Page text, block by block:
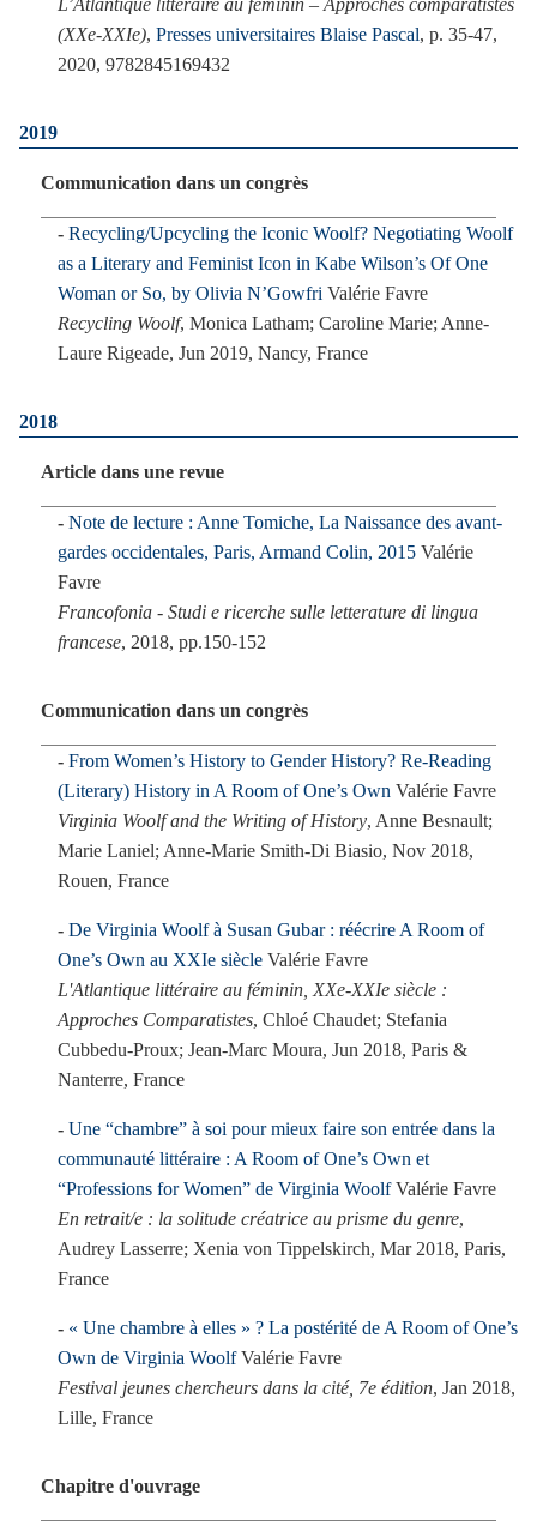
L’Atlantique littéraire au féminin – Approches comparatistes
(XXe-XXIe), Presses universitaires Blaise Pascal, p. 35-47,
2020, 9782845169432
2019
Communication dans un congrès
Recycling/Upcycling the Iconic Woolf? Negotiating Woolf
as a Literary and Feminist Icon in Kabe Wilson’s Of One
Woman or So, by Olivia N’Gowfri Valérie Favre
Recycling Woolf, Monica Latham; Caroline Marie; Anne-
Laure Rigeade, Jun 2019, Nancy, France
2018
Article dans une revue
Note de lecture : Anne Tomiche, La Naissance des avant-
gardes occidentales, Paris, Armand Colin, 2015 Valérie
Favre
Francofonia - Studi e ricerche sulle letterature di lingua
francese, 2018, pp.150-152
Communication dans un congrès
From Women’s History to Gender History? Re-Reading
(Literary) History in A Room of One’s Own Valérie Favre
Virginia Woolf and the Writing of History, Anne Besnault;
Marie Laniel; Anne-Marie Smith-Di Biasio, Nov 2018,
Rouen, France
De Virginia Woolf à Susan Gubar : réécrire A Room of
One’s Own au XXIe siècle Valérie Favre
L'Atlantique littéraire au féminin, XXe-XXIe siècle :
Approches Comparatistes, Chloé Chaudet; Stefania
Cubbedu-Proux; Jean-Marc Moura, Jun 2018, Paris &
Nanterre, France
Une “chambre” à soi pour mieux faire son entrée dans la
communauté littéraire : A Room of One’s Own et
“Professions for Women” de Virginia Woolf Valérie Favre
En retrait/e : la solitude créatrice au prisme du genre,
Audrey Lasserre; Xenia von Tippelskirch, Mar 2018, Paris,
France
« Une chambre à elles » ? La postérité de A Room of One’s
Own de Virginia Woolf Valérie Favre
Festival jeunes chercheurs dans la cité, 7e édition, Jan 2018,
Lille, France
Chapitre d'ouvrage